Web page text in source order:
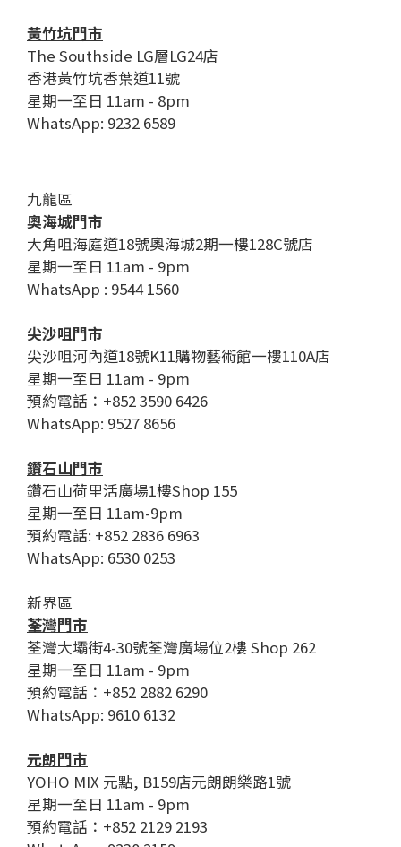
黃竹坑門市
The Southside LG層LG24店
香港黃竹坑香葉道11號
星期一至日 11am - 8pm
WhatsApp: 9232 6589
九龍區
奧海城門市
大角咀海庭道18號奧海城2期一樓128C號店
星期一至日 11am - 9pm
WhatsApp : 9544 1560
尖沙咀門市
尖沙咀河內道18號K11購物藝術館一樓110A店
星期一至日 11am - 9pm
預約電話：+852 3590 6426
WhatsApp: 9527 8656
鑽石山門市
鑽石山荷里活廣場1樓Shop 155
星期一至日 11am-9pm
預約電話: +852 2836 6963
WhatsApp: 6530 0253
新界區
荃灣門市
荃灣大壩街4-30號荃灣廣場位2樓 Shop 262
星期一至日 11am - 9pm
預約電話：+852 2882 6290
WhatsApp: 9610 6132
元朗門市
YOHO MIX 元點, B159店元朗朗樂路1號
星期一至日 11am - 9pm
預約電話：+852 2129 2193